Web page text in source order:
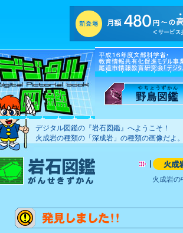
デジタル図鑑の『岩石図鑑』へようこそ！
火成岩の種類の「深成岩」の種類の画像だよ
火成岩の